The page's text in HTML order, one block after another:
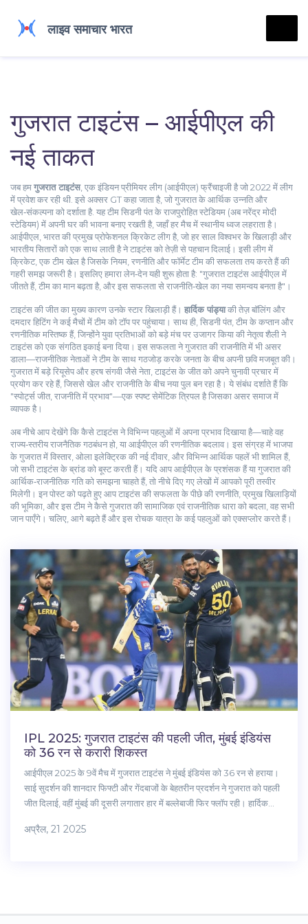
गुजरात टाइटंस – आईपीएल की
नई ताकत
जब हमगुजरात टाइटंस, एक इंडियन प्रीमियर लीग (आईपीएल) फ्रैंचाइजी है जो 2022 में लीग
में प्रवेश कर रही थी . इसे अक्सर GTकहा जाता है, जो गुजरात के आर्थिक उन्नति और
खेल‑संकल्पना को दर्शाता है. यह टीम सिडनी पंत के राजपुरोहित स्टेडियम (अब नरेंद्र मोदी
स्टेडियम) में अपनी घर की भावना बनाए रखती है, जहाँ हर मैच में स्थानीय ध्वज लहराता है।
आईपीएल भारत की प्रमुख प्रोफेशनल क्रिकेट लीग है, जो हर साल विश्वभर के खिलाड़ी और
भारतीय सितारों को एक साथ लाती हैने टाइटंस को तेज़ी से पहचान दिलाई। इसी लीग में
क्रिकेट, एक टीम खेल है जिसके नियम, रणनीति और फॉर्मेट टीम की सफलता तय करते हैंकी
गहरी समझ जरूरी है। इसलिए हमारा लेन‑देन यही शुरू होता है: "गुजरात टाइटंस आईपीएल में
जीतते हैं, टीम का मान बढ़ता है, और इस सफलता से राजनीति‑खेल का नया समन्वय बनता है"।
टाइटंस की जीत का मुख्य कारण उनके स्टार खिलाड़ी हैं। हार्दिक पांड्याकी तेज़ बॉलिंग और
दमदार हिटिंग ने कई मैचों में टीम को टॉप पर पहुंचाया। साथ ही, सिडनी पंत, टीम के कप्तान और
रणनीतिक मस्तिष्क हैं, जिन्होंने युवा प्रतिभाओं को बड़े मंच पर उजागर कियाकी नेतृत्व शैली ने
टाइटंस को एक संगठित इकाई बना दिया। इस सफलता ने गुजरात की राजनीति में भी असर
डाला—राजनीतिक नेताओं ने टीम के साथ गठजोड़ करके जनता के बीच अपनी छवि मजबूत की।
गुजरात में बड़े रियूसेप और हरष संगवी जैसे नेता, टाइटंस के जीत को अपने चुनावी प्रचार में
प्रयोग कर रहे हैं, जिससे खेल और राजनीति के बीच नया पुल बन रहा है। ये संबंध दर्शाते हैं कि
"स्पोर्ट्स जीत, राजनीति में प्रभाव"—एक स्पष्ट सेमेंटिक त्रिपल है जिसका असर समाज में
व्यापक है।
अब नीचे आप देखेंगे कि कैसे टाइटंस ने विभिन्न पहलुओं में अपना प्रभाव दिखाया है—चाहे वह
राज्य‑स्तरीय राजनैतिक गठबंधन हो, या आईपीएल की रणनीतिक बदलाव। इस संग्रह में भाजपा
के गुजरात में विस्तार, ओला इलेक्ट्रिक की नई दीवार, और विभिन्न आर्थिक पहलें भी शामिल हैं,
जो सभी टाइटंस के ब्रांड को बूस्ट करती हैं। यदि आप आईपीएल के प्रशंसक हैं या गुजरात की
आर्थिक‑राजनीतिक गति को समझना चाहते हैं, तो नीचे दिए गए लेखों में आपको पूरी तस्वीर
मिलेगी। इन पोस्ट को पढ़ते हुए आप टाइटंस की सफलता के पीछे की रणनीति, प्रमुख खिलाड़ियों
की भूमिका, और इस टीम ने कैसे गुजरात की सामाजिक एवं राजनीतिक धारा को बदला, वह सभी
जान पाएँगे। चलिए, आगे बढ़ते हैं और इस रोचक यात्रा के कई पहलुओं को एक्सप्लोर करते हैं।
IPL 2025: गुजरात टाइटंस की पहली जीत, मुंबई इंडियंस
को 36 रन से करारी शिकस्त
आईपीएल 2025 के 9वें मैच में गुजरात टाइटंस ने मुंबई इंडियंस को 36 रन से हराया।
साई सुदर्शन की शानदार फिफ्टी और गेंदबाजों के बेहतरीन प्रदर्शन ने गुजरात को पहली
जीत दिलाई, वहीं मुंबई की दूसरी लगातार हार में बल्लेबाजी फिर फ्लॉप रही। हार्दिक
अप्रैल, 21 2025